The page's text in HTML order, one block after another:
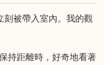
刻被帶入室內。我的觀
持距離時，好奇地看著